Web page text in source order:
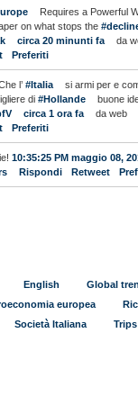
Requires a Powerful
on what stops the
circa 20 minunti fa
da
Preferiti
l’ #Italia
si armi per e
di #Hollande
buone
circa 1 ora fa
da web
Preferiti
10:35:25 PM maggio 08,
Rispondi Retweet
English
Global
europea
Società Italiana Trips